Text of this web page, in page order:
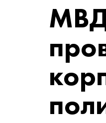
МВД